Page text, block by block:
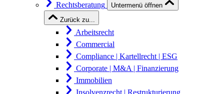
Rechtsberatung
Untermenü öffnen
Zurück zu...
Arbeitsrecht
Commercial
Compliance | Kartellrecht | ESG
Corporate | M&A | Finanzierung
Immobilien
Insolvenzrecht | Restrukturierung